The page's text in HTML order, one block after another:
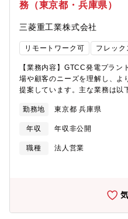
す。・外国籍社員も在籍し活躍
術部門が隣接配置となっている
きます。【本ポジションの魅力
画中でも注力されている分野で
約を超えてビジネス拡大が可
し、同社の技術力で世界の電力
ります。三菱重工のGTCCはこ
業ビジネスの拡大もあり、近年
や経済状況がビビッドに日常業
ス契約を扱う部門ですので、海
ですが、多くの技術事項を学
いきたい！注目の協業ビジネス
務（東京都・兵庫県）
三菱重工業株式会社
リモートワーク可 フレック
【業務内容】GTCC発電プラ
場や顧客のニーズを理解し、よ
提案しています。主な業務は以
素・アンモニア焚きプラント
案・プラント機器仕様検討（新
成・協業パートナーとの技術打
交渉対応・受注活動における社
性を見ながら海外拠点（米国、
ンとしては、ガスタービン発電
プラント計装制御装置、のいず
当頂きます。主には機械系知識
勤務地 東京都 兵庫県
年収 年収非公開
職種
法人営業